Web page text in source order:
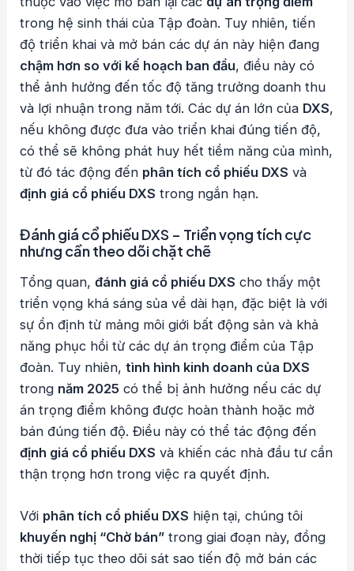
trong hệ sinh thái của Tập đoàn. Tuy nhiên, tiến
độ triển khai và mở bán các dự án này hiện đang
chậm hơn so với kế hoạch ban đầu, điều này có
thể ảnh hưởng đến tốc độ tăng trưởng doanh thu
và lợi nhuận trong năm tới. Các dự án lớn của DXS,
nếu không được đưa vào triển khai đúng tiến độ,
có thể sẽ không phát huy hết tiềm năng của mình,
từ đó tác động đến phân tích cổ phiếu DXS và
định giá cổ phiếu DXS trong ngắn hạn.
Đánh giá cổ phiếu DXS – Triển vọng tích cực
nhưng cần theo dõi chặt chẽ
Tổng quan,đánh giá cổ phiếu DXS cho thấy một
triển vọng khá sáng sủa về dài hạn, đặc biệt là với
sự ổn định từ mảng môi giới bất động sản và khả
năng phục hồi từ các dự án trọng điểm của Tập
đoàn. Tuy nhiên,tình hình kinh doanh của DXS
trong năm 2025 có thể bị ảnh hưởng nếu các dự
án trọng điểm không được hoàn thành hoặc mở
bán đúng tiến độ. Điều này có thể tác động đến
định giá cổ phiếu DXS và khiến các nhà đầu tư cần
thận trọng hơn trong việc ra quyết định.
Với phân tích cổ phiếu DXS hiện tại, chúng tôi
khuyến nghị “Chờ bán” trong giai đoạn này, đồng
thời tiếp tục theo dõi sát sao tiến độ mở bán các